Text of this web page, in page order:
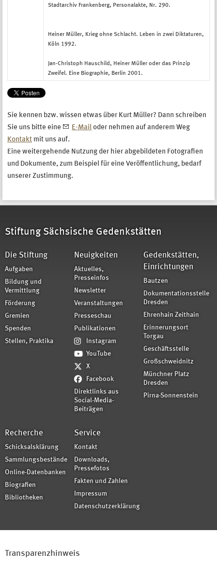
Stadtarchiv Frankenberg, Personalakte, Nr. 290.
Heiner Müller, Krieg ohne Schlacht. Leben in zwei Diktaturen,
Köln 1992.
Jan-Christoph Hauschild, Heiner Müller oder das Prinzip
Zweifel. Eine Biographie, Berlin 2001.
Sie kennen bzw. wissen etwas über Kurt Müller? Dann schreiben
Sie uns bitte eine
E-Mail oder nehmen auf anderem Weg
Kontakt mit uns auf.
Eine weitergehende Nutzung der hier abgebildeten Fotografien
und Dokumente, zum Beispiel für eine Veröffentlichung, bedarf
unserer Zustimmung.
Stiftung Sächsische Gedenkstätten
Die Stiftung
Aufgaben
Bildung und
Vermittlung
Förderung
Gremien
Spenden
Stellen, Praktika
Neuigkeiten
Aktuelles,
Presseinfos
Newsletter
Veranstaltungen
Presseschau
Publikationen
Instagram
YouTube
X
Facebook
Direktlinks aus
Social-Media-
Beiträgen
Gedenkstätten,
Einrichtungen
Bautzen
Dokumentationsstelle
Dresden
Ehrenhain Zeithain
Erinnerungsort
Torgau
Geschäftsstelle
Großschweidnitz
Münchner Platz
Dresden
Pirna-Sonnenstein
Recherche
Schicksalsklärung
Sammlungsbestände
Online-Datenbanken
Biografien
Bibliotheken
Service
Kontakt
Downloads,
Pressefotos
Fakten und Zahlen
Impressum
Datenschutzerklärung
Transparenzhinweis